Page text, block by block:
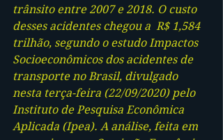
trânsito entre 2007 e 2018. O custo
desses acidentes chegou a  R$ 1,584
trilhão, segundo o estudo Impactos
Socioeconômicos dos acidentes de
transporte no Brasil, divulgado
nesta terça-feira (22/09/2020) pelo
Instituto de Pesquisa Econômica
Aplicada (Ipea). A análise, feita em